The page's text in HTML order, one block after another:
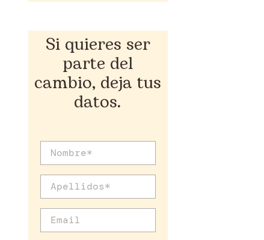
Si quieres ser
parte del
cambio, deja tus
datos.